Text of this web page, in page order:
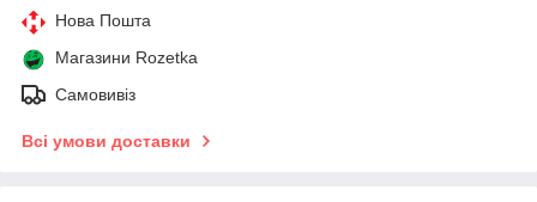
Нова Пошта
Магазини Rozetka
Самовивіз
Всі умови доставки